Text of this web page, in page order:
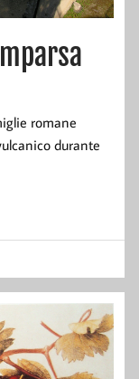
romane
durante